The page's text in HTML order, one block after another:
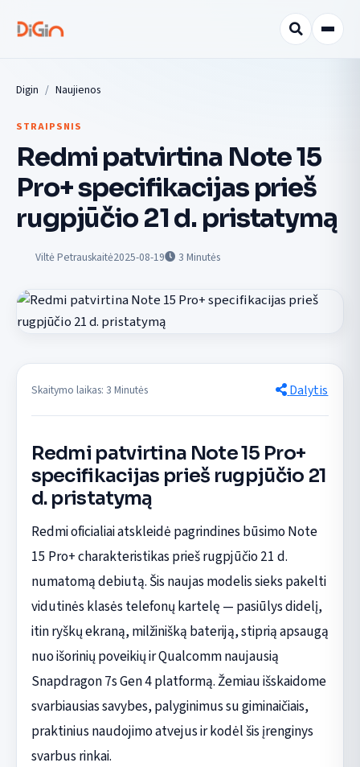
Digin Naujienos
STRAIPSNIS
Redmi patvirtina Note 15
Pro+ specifikacijas prieš
rugpjūčio 21 d. pristatymą
Viltė Petrauskaitė2025-08-19 3 Minutės
Skaitymo laikas: 3 Minutės Dalytis
Redmi patvirtina Note 15 Pro+
specifikacijas prieš rugpjūčio 21
d. pristatymą
Redmi oficialiai atskleidė pagrindines būsimo Note
15 Pro+ charakteristikas prieš rugpjūčio 21 d.
numatomą debiutą. Šis naujas modelis sieks pakelti
vidutinės klasės telefonų kartelę — pasiūlys didelį,
itin ryškų ekraną, milžinišką bateriją, stiprią apsaugą
nuo išorinių poveikių ir Qualcomm naujausią
Snapdragon 7s Gen 4 platformą. Žemiau išskaidome
svarbiausias savybes, palyginimus su giminaičiais,
praktinius naudojimo atvejus ir kodėl šis įrenginys
svarbus rinkai.